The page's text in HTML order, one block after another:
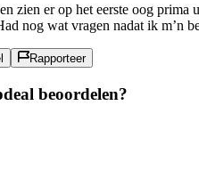
zien er op het eerste oog
nog wat vragen nadat ik m’n
Rapporteer
beoordelen?